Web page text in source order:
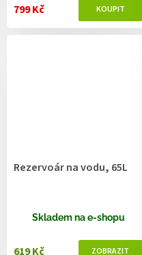
799 Kč
Rezervoár na vodu, 65L
Skladem na e-shopu
619 Kč